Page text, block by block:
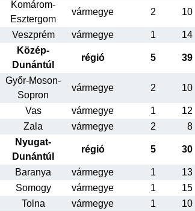
Komárom-
Esztergom
vármegye 2 10
Veszprém vármegye 1 14
Közép-
Dunántúl
régió 5 39
Győr-Moson-
Sopron
vármegye 2 10
Vas vármegye 1 12
Zala
vármegye 2 8
Nyugat-
Dunántúl
régió 5 30
Baranya vármegye 1 13
Somogy
vármegye 1 15
Tolna
vármegye 1 10